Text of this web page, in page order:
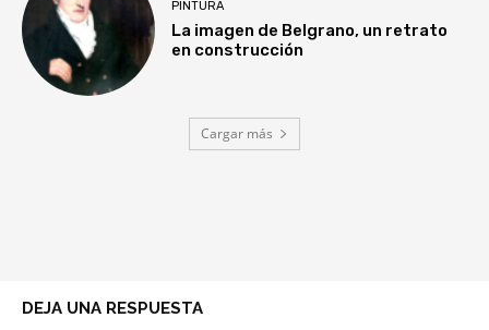
PINTURA
La imagen de Belgrano, un retrato
en construcción
Cargar más
DEJA UNA RESPUESTA